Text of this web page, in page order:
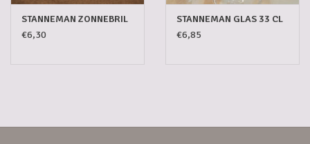
STANNEMAN ZONNEBRIL
€6,30
STANNEMAN GLAS 33 CL
€6,85